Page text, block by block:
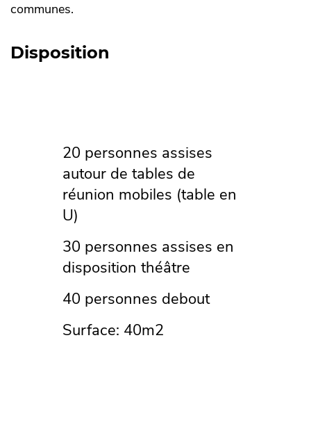
communes.
Disposition
20 personnes assises
autour de tables de
réunion mobiles (table en
U)
30 personnes assises en
disposition théâtre
40 personnes debout
Surface: 40m2